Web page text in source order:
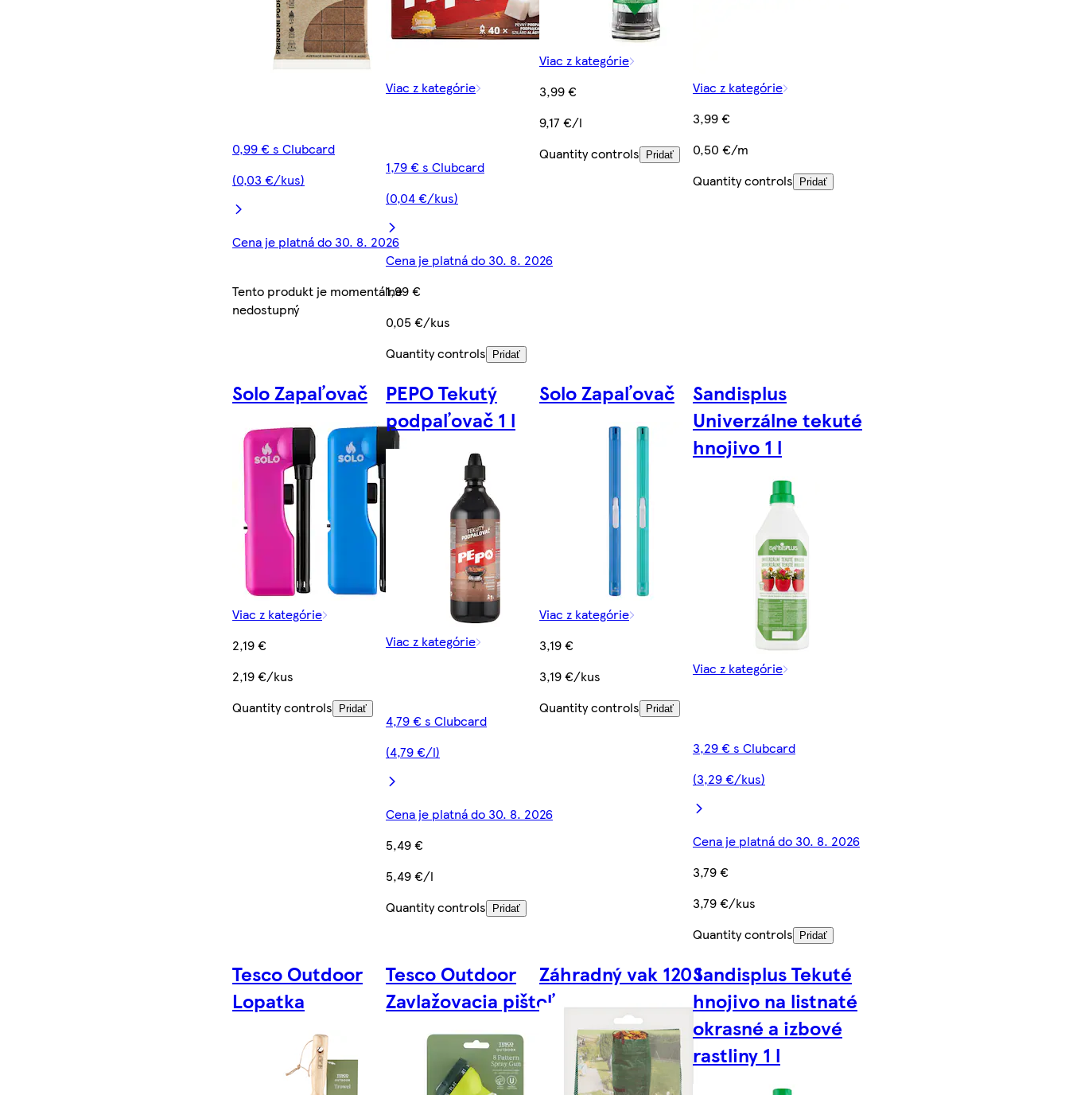
0,99 € s Clubcard
(0,03 €/kus)
Cena je platná do 30. 8. 2026
Tento produkt je momentálne
nedostupný
Viac z kategórie
1,79 € s Clubcard
(0,04 €/kus)
Cena je platná do 30. 8. 2026
1,99 €
0,05 €/kus
Quantity controls
Pridať
Viac z kategórie
3,99 €
9,17 €/l
Quantity controls
Pridať
Viac z kategórie
3,99 €
0,50 €/m
Quantity controls
Pridať
Solo Zapaľovač
Viac z kategórie
2,19 €
2,19 €/kus
Quantity controls
Pridať
PEPO Tekutý
podpaľovač 1 l
Viac z kategórie
4,79 € s Clubcard
(4,79 €/l)
Cena je platná do 30. 8. 2026
5,49 €
5,49 €/l
Quantity controls
Pridať
Solo Zapaľovač
Viac z kategórie
3,19 €
3,19 €/kus
Quantity controls
Pridať
Sandisplus
Univerzálne tekuté
hnojivo 1 l
Viac z kategórie
3,29 € s Clubcard
(3,29 €/kus)
Cena je platná do 30. 8. 2026
3,79 €
3,79 €/kus
Quantity controls
Pridať
Tesco Outdoor
Lopatka
Tesco Outdoor
Zavlažovacia pištoľ
Záhradný vak 120 lSandisplus Tekuté
hnojivo na listnaté
okrasné a izbové
rastliny 1 l